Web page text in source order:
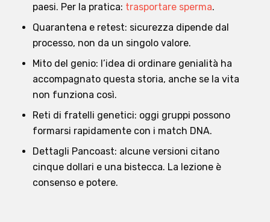
paesi. Per la pratica: trasportare sperma.
Quarantena e retest: sicurezza dipende dal
processo, non da un singolo valore.
Mito del genio: l’idea di ordinare genialità ha
accompagnato questa storia, anche se la vita
non funziona così.
Reti di fratelli genetici: oggi gruppi possono
formarsi rapidamente con i match DNA.
Dettagli Pancoast: alcune versioni citano
cinque dollari e una bistecca. La lezione è
consenso e potere.